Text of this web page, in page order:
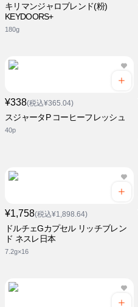
キリマンジャロブレンド(粉)
KEYDOORS+
180g
¥338(税込¥365.04)
スジャータP コーヒーフレッシュ
40p
¥1,758(税込¥1,898.64)
ドルチェGカプセル リッチブレン
ド ネスレ日本
7.2g×16